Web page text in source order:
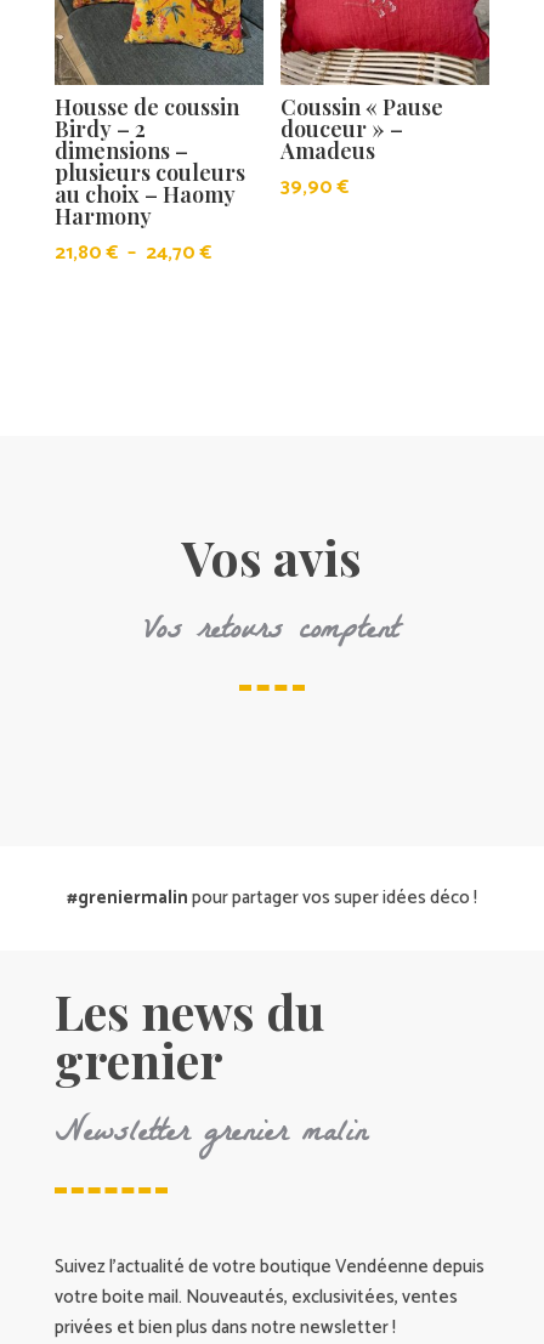
Housse de coussin
Birdy – 2
dimensions –
plusieurs couleurs
au choix – Haomy
Harmony
21,80€ – 24,70€Plage
Coussin « Pause
douceur » –
Amadeus
39,90€
Vos avis
Vos retours comptent
#greniermalinpour partager vos super idées déco !
Les news du
grenier
Newsletter grenier malin
Suivez l’actualité de votre boutique Vendéenne depuis
votre boite mail. Nouveautés, exclusivitées, ventes
privées et bien plus dans notre newsletter !